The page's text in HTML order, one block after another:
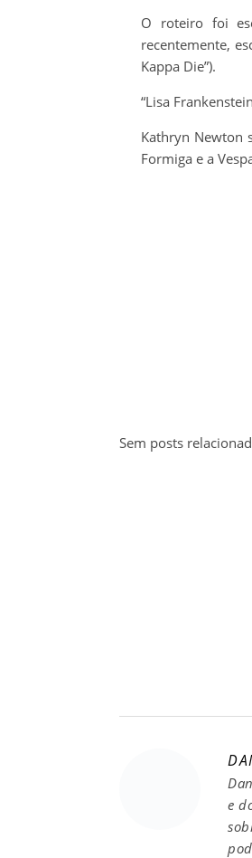
O roteiro foi
recentemente,
Kappa Die”).
“Lisa
Kathryn Newton
Formiga e a
Sem posts
e